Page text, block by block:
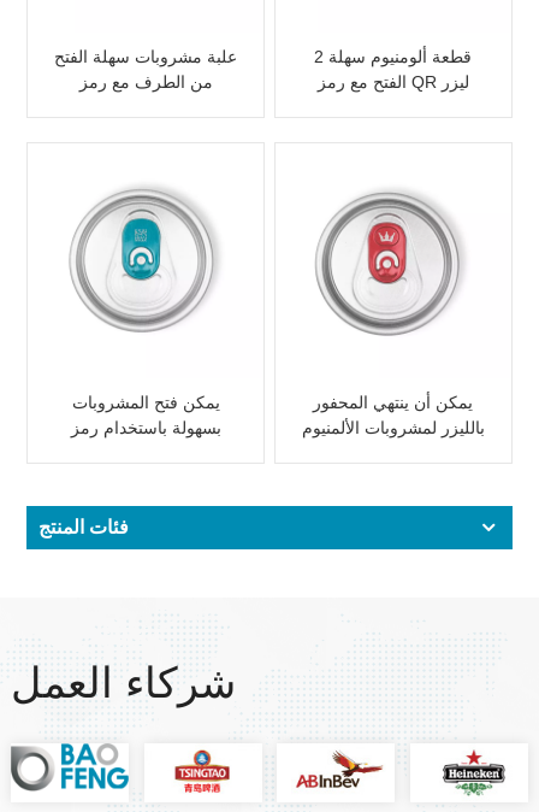
علبة مشروبات سهلة الفتح
من الطرف مع رمز
2 قطعة ألومنيوم سهلة
الفتح مع رمز QR ليزر
يمكن فتح المشروبات
بسهولة باستخدام رمز
يمكن أن ينتهي المحفور
بالليزر لمشروبات الألمنيوم
فئات المنتج
شركاء العمل